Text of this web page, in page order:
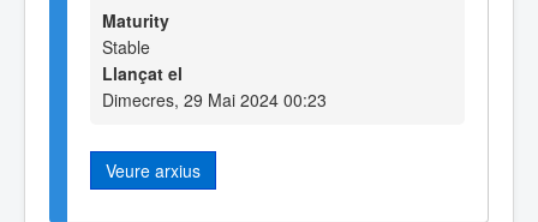
Maturity
Stable
Llançat el
Dimecres, 29 Mai 2024 00:23
Veure arxius